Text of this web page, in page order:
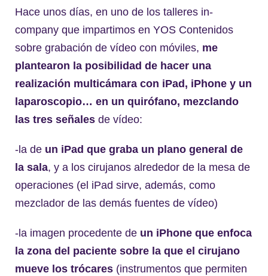
Hace unos días, en uno de los talleres in-
company que impartimos en YOS Contenidos
sobre grabación de vídeo con móviles, me
plantearon la posibilidad de hacer una
realización multicámara con iPad, iPhone y un
laparoscopio… en un quirófano, mezclando
las tres señales de vídeo:
-la de un iPad que graba un plano general de
la sala, y a los cirujanos alrededor de la mesa de
operaciones (el iPad sirve, además, como
mezclador de las demás fuentes de vídeo)
-la imagen procedente de un iPhone que enfoca
la zona del paciente sobre la que el cirujano
mueve los trócares (instrumentos que permiten